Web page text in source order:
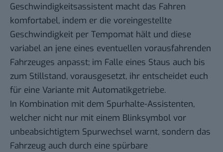
Geschwindigkeitsassistent macht das Fahren
komfortabel, indem er die voreingestellte
Geschwindigkeit per Tempomat hält und diese
variabel an jene eines eventuellen vorausfahrenden
Fahrzeuges anpasst; im Falle eines Staus auch bis
zum Stillstand, vorausgesetzt, ihr entscheidet euch
für eine Variante mit Automatikgetriebe.
In Kombination mit dem Spurhalte-Assistenten,
welcher nicht nur mit einem Blinksymbol vor
unbeabsichtigtem Spurwechsel warnt, sondern das
Fahrzeug auch durch eine spürbare